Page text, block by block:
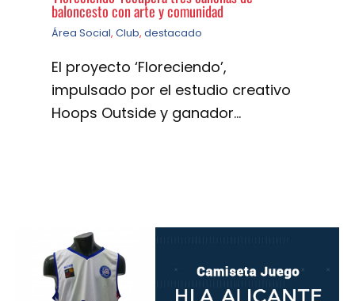
baloncesto con arte y comunidad
Área Social, Club, destacado
El proyecto ‘Floreciendo’,
impulsado por el estudio creativo
Hoops Outside y ganador…